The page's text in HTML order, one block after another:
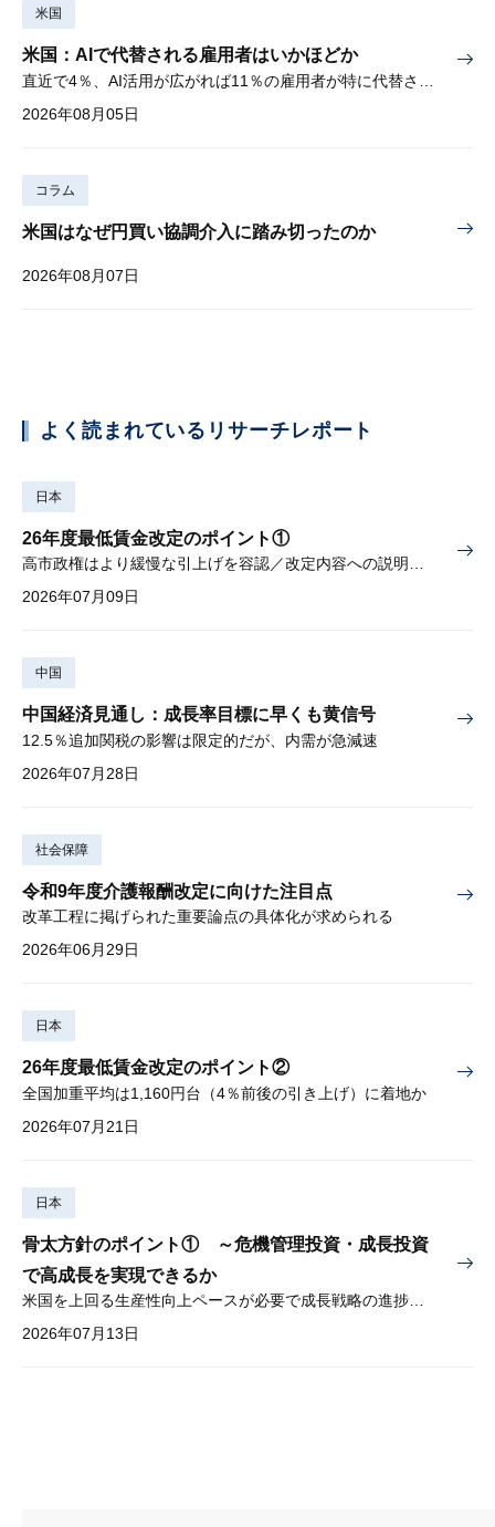
米国
米国：AIで代替される雇用者はいかほどか
2026年08月05日
コラム
米国はなぜ円買い協調介入に踏み切ったのか
2026年08月07日
よく読まれているリサーチレポート
日本
26年度最低賃金改定のポイント①
高市政権はより緩慢な引上げを容認／改定内容への説明責任が焦点
2026年07月09日
中国
中国経済見通し：成長率目標に早くも黄信号
12.5％追加関税の影響は限定的だが、内需が急減速
2026年07月28日
社会保障
令和9年度介護報酬改定に向けた注目点
改革工程に掲げられた重要論点の具体化が求められる
2026年06月29日
日本
26年度最低賃金改定のポイント②
全国加重平均は1,160円台（4％前後の引き上げ）に着地か
2026年07月21日
日本
骨太方針のポイント① ～危機管理投資・成長投資
で高成長を実現できるか
米国を上回る生産性向上ペースが必要で成長戦略の進捗管理も課題
2026年07月13日